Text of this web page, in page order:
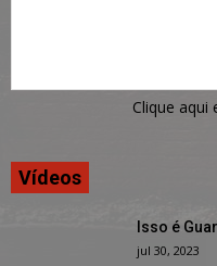
Clique aqui
Vídeos
Isso é
jul 30, 2023